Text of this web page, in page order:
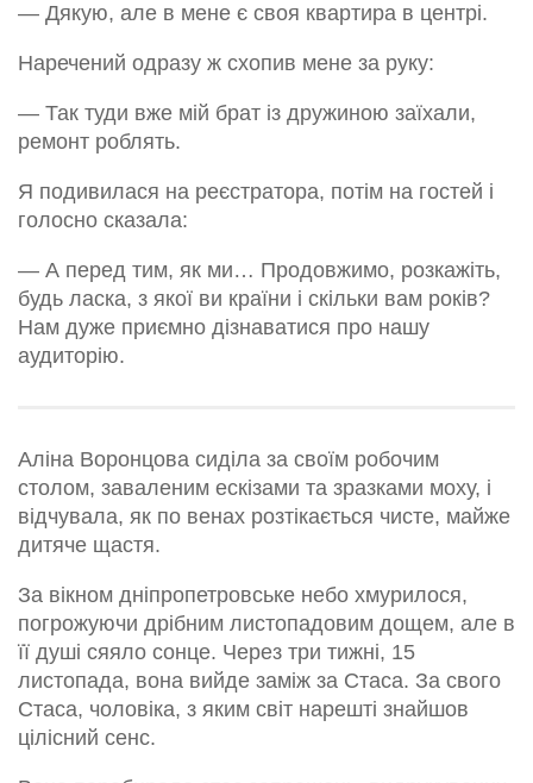
— Дякую, але в мене є своя квартира в центрі.
Наречений одразу ж схопив мене за руку:
— Так туди вже мій брат із дружиною заїхали,
ремонт роблять.
Я подивилася на реєстратора, потім на гостей і
голосно сказала:
— А перед тим, як ми… Продовжимо, розкажіть,
будь ласка, з якої ви країни і скільки вам років?
Нам дуже приємно дізнаватися про нашу
аудиторію.
Аліна Воронцова сиділа за своїм робочим
столом, заваленим ескізами та зразками моху, і
відчувала, як по венах розтікається чисте, майже
дитяче щастя.
За вікном дніпропетровське небо хмурилося,
погрожуючи дрібним листопадовим дощем, але в
її душі сяяло сонце. Через три тижні, 15
листопада, вона вийде заміж за Стаса. За свого
Стаса, чоловіка, з яким світ нарешті знайшов
цілісний сенс.